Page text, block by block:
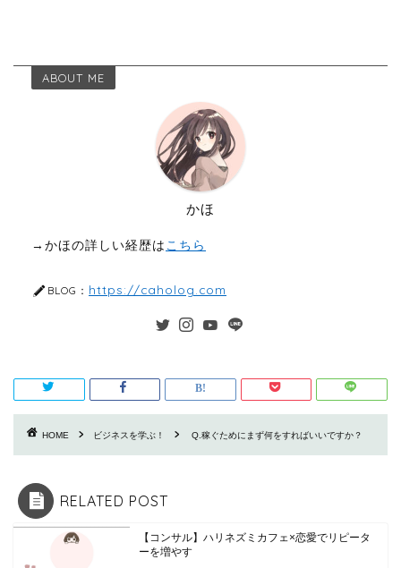
ABOUT ME
かほ
→かほの詳しい経歴は こちら
BLOG： https://caholog.com
HOME ビジネスを学ぶ！ Q.稼ぐためにまず何をすればいいですか？
RELATED POST
【コンサル】ハリネズミカフェ×恋愛でリピータ
ーを増やす